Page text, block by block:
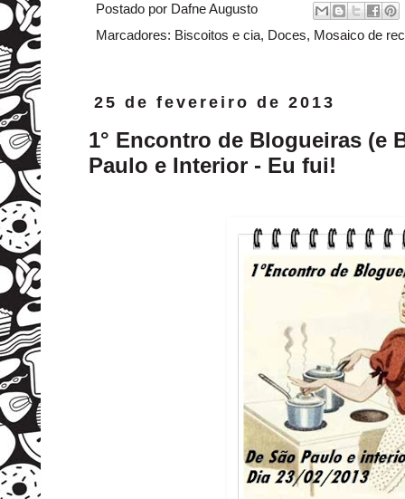
Postado por Dafne Augusto
Marcadores: Biscoitos e cia, Doces, Mosaico de
25 de fevereiro de 2013
1° Encontro de Blogueiras (e
Paulo e Interior - Eu fui!